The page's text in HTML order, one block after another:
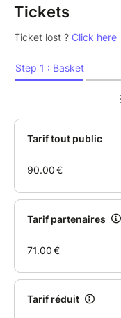
Pour vous rendre
Ouverte :https://
:https://
Tickets